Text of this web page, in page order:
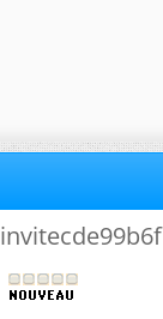
invitecde99b6f